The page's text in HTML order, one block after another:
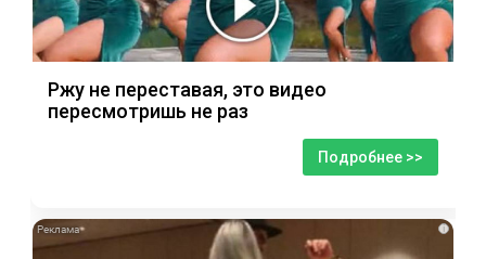
Ржу не переставая, это видео
пересмотришь не раз
Подробнее >>
i